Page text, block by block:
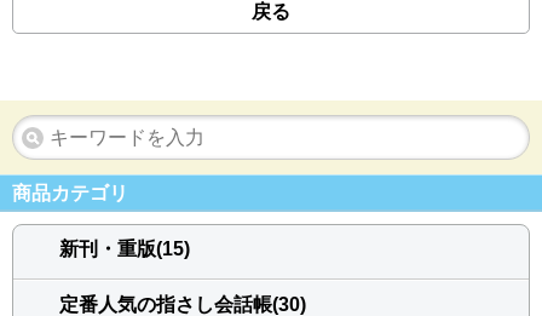
戻る
商品カテゴリ
新刊・重版(15)
定番人気の指さし会話帳(30)